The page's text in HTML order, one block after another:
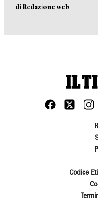
di Redazione web
Codice